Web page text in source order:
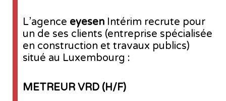
L’agence eyesen Intérim recrute pour
un de ses clients (entreprise spécialisée
en construction et travaux publics)
situé au Luxembourg :
METREUR VRD (H/F)